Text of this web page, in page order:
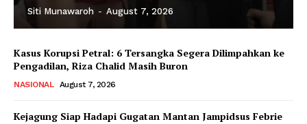
Siti Munawaroh - August 7, 2026
Kasus Korupsi Petral: 6 Tersangka Segera Dilimpahkan ke
Pengadilan, Riza Chalid Masih Buron
NASIONAL August 7, 2026
Kejagung Siap Hadapi Gugatan Mantan Jampidsus Febrie